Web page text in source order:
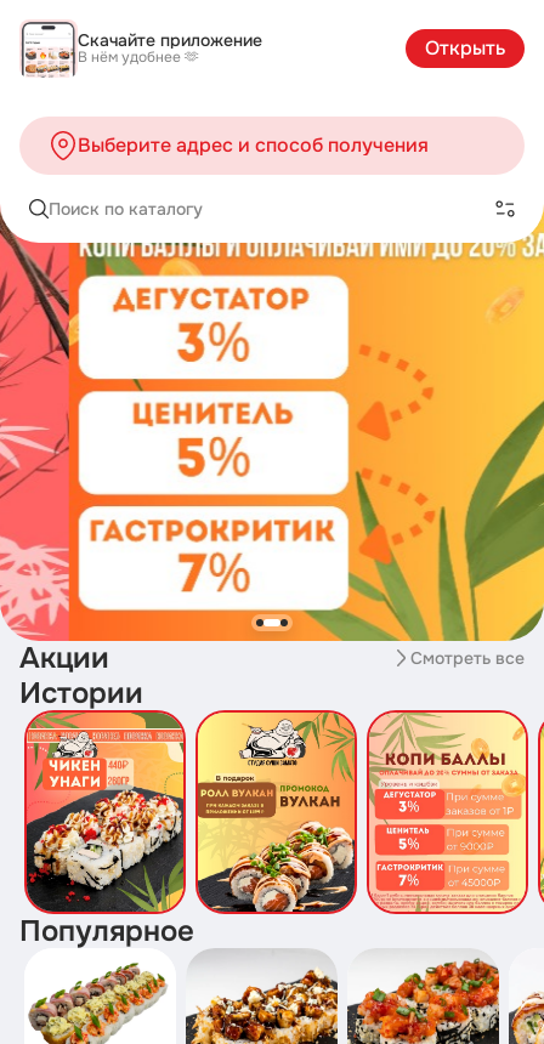
Скачайте приложение
В нём удобнее 🫶 Открыть
Выберите адрес и способ получения
Поиск по каталогу
Акции Смотреть все
Истории
Популярное